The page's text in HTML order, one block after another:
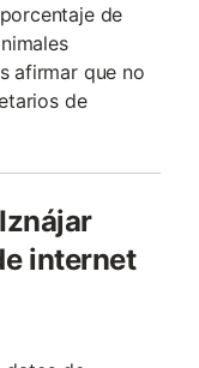
de
afirmar que no
de
internet